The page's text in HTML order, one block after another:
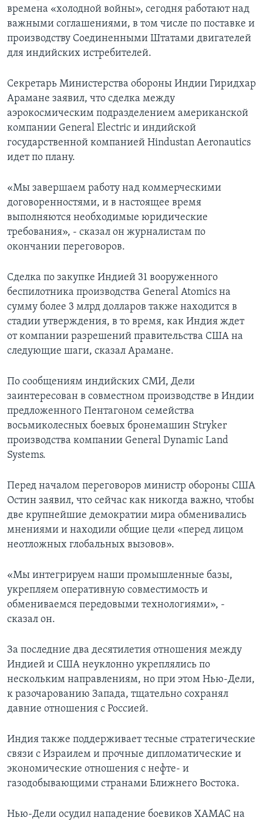
времена «холодной войны», сегодня работают над
важными соглашениями, в том числе по поставке и
производству Соединенными Штатами двигателей
для индийских истребителей.
Секретарь Министерства обороны Индии Гиридхар
Арамане заявил, что сделка между
аэрокосмическим подразделением американской
компании General Electric и индийской
государственной компанией Hindustan Aeronautics
идет по плану.
«Мы завершаем работу над коммерческими
договоренностями, и в настоящее время
выполняются необходимые юридические
требования», - сказал он журналистам по
окончании переговоров.
Сделка по закупке Индией 31 вооруженного
беспилотника производства General Atomics на
сумму более 3 млрд долларов также находится в
стадии утверждения, в то время, как Индия ждет
от компании разрешений правительства США на
следующие шаги, сказал Арамане.
По сообщениям индийских СМИ, Дели
заинтересован в совместном производстве в Индии
предложенного Пентагоном семейства
восьмиколесных боевых бронемашин Stryker
производства компании General Dynamic Land
Systems.
Перед началом переговоров министр обороны США
Остин заявил, что сейчас как никогда важно, чтобы
две крупнейшие демократии мира обменивались
мнениями и находили общие цели «перед лицом
неотложных глобальных вызовов».
«Мы интегрируем наши промышленные базы,
укрепляем оперативную совместимость и
обмениваемся передовыми технологиями», -
сказал он.
За последние два десятилетия отношения между
Индией и США неуклонно укреплялись по
нескольким направлениям, но при этом Нью-Дели,
к разочарованию Запада, тщательно сохранял
давние отношения с Россией.
Индия также поддерживает тесные стратегические
связи с Израилем и прочные дипломатические и
экономические отношения с нефте- и
газодобывающими странами Ближнего Востока.
Нью-Дели осудил нападение боевиков ХАМАС на